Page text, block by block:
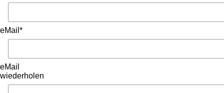
eMail*
eMail
wiederholen